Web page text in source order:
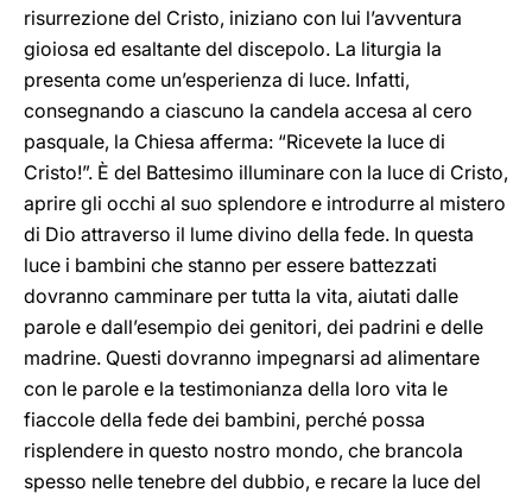
risurrezione del Cristo, iniziano con lui l’avventura
gioiosa ed esaltante del discepolo. La liturgia la
presenta come un’esperienza di luce. Infatti,
consegnando a ciascuno la candela accesa al cero
pasquale, la Chiesa afferma: “Ricevete la luce di
Cristo!”. È del Battesimo illuminare con la luce di Cristo,
aprire gli occhi al suo splendore e introdurre al mistero
di Dio attraverso il lume divino della fede. In questa
luce i bambini che stanno per essere battezzati
dovranno camminare per tutta la vita, aiutati dalle
parole e dall’esempio dei genitori, dei padrini e delle
madrine. Questi dovranno impegnarsi ad alimentare
con le parole e la testimonianza della loro vita le
fiaccole della fede dei bambini, perché possa
risplendere in questo nostro mondo, che brancola
spesso nelle tenebre del dubbio, e recare la luce del